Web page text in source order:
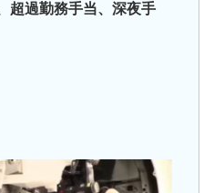
超過勤務手当、深夜手